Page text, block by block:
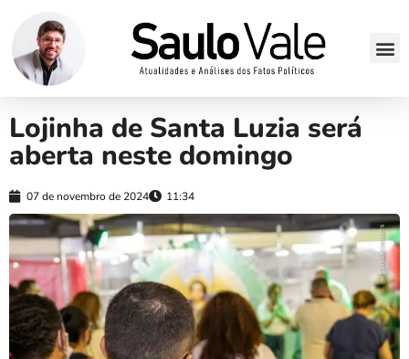
Lojinha de Santa Luzia será
aberta neste domingo
07 de novembro de 2024 11:34